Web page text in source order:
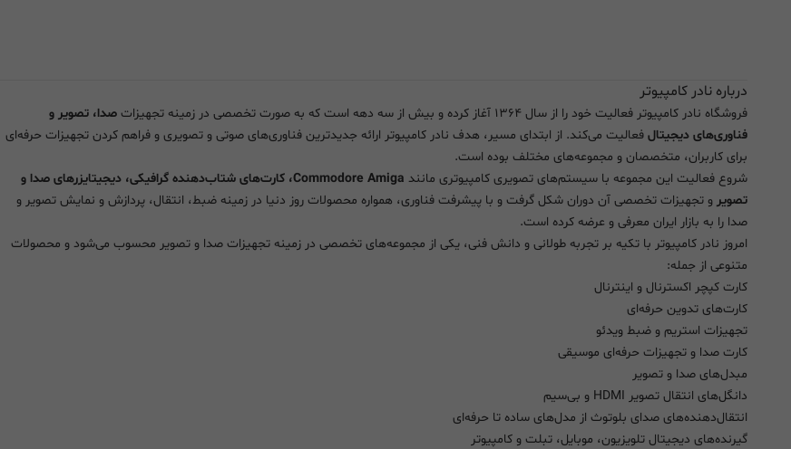
درباره نادر کامپیوتر
فروشگاه نادر کامپیوتر فعالیت خود را از سال ۱۳۶۴ آغاز کرده و بیش از سه دهه است که به صورت تخصصی در زمینه تجهیزات
صدا، تصویر و
فناوری‌های دیجیتال فعالیت می‌کند. از ابتدای مسیر، هدف نادر کامپیوتر ارائه جدیدترین فناوری‌های صوتی و تصویری و فراهم کردن تجهیزات حرفه‌ای
برای کاربران، متخصصان و مجموعه‌های مختلف بوده است.
شروع فعالیت این مجموعه با سیستم‌های تصویری کامپیوتری مانند
Commodore Amiga، کارت‌های شتاب‌دهنده گرافیکی، دیجیتایزرهای صدا و
تصویر و تجهیزات تخصصی آن دوران شکل گرفت و با پیشرفت فناوری، همواره محصولات روز دنیا در زمینه ضبط، انتقال، پردازش و نمایش تصویر و
صدا را به بازار ایران معرفی و عرضه کرده است.
امروز نادر کامپیوتر با تکیه بر تجربه طولانی و دانش فنی، یکی از مجموعه‌های تخصصی در زمینه تجهیزات صدا و تصویر محسوب می‌شود و محصولات
متنوعی از جمله:
کارت کپچر اکسترنال و اینترنال
کارت‌های تدوین حرفه‌ای
تجهیزات استریم و ضبط ویدئو
کارت صدا و تجهیزات حرفه‌ای موسیقی
مبدل‌های صدا و تصویر
دانگل‌های انتقال تصویر HDMI و بی‌سیم
انتقال‌دهنده‌های صدای بلوتوث از مدل‌های ساده تا حرفه‌ای
گیرنده‌های دیجیتال تلویزیون، موبایل، تبلت و کامپیوتر